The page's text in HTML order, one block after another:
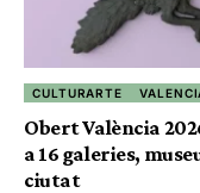
CULTURARTE
Obert València
a 16 galeries,
ciutat